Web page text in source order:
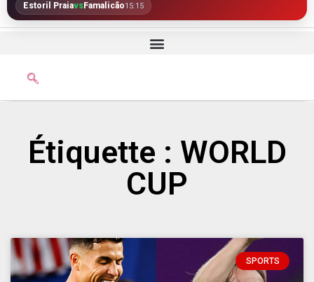
Estoril PraiavsFamalicão15:15
Étiquette : WORLD
CUP
SPORTS